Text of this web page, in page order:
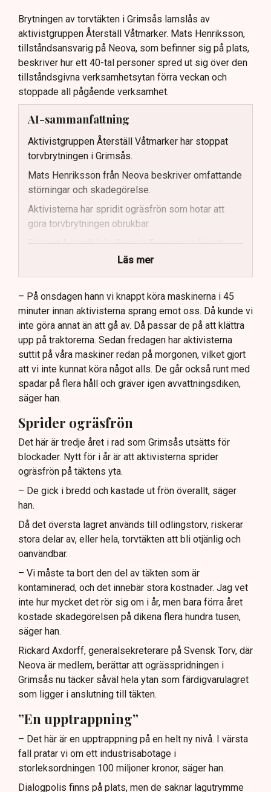
Brytningen av torvtäkten i Grimsås lamslås av
aktivistgruppen Återställ Våtmarker. Mats Henriksson,
tillståndsansvarig på Neova, som befinner sig på plats,
beskriver hur ett 40-tal personer spred ut sig över den
tillståndsgivna verksamhetsytan förra veckan och
stoppade all pågående verksamhet.
AI-sammanfattning
Aktivistgruppen Återställ Våtmarker har stoppat
torvbrytningen i Grimsås.
Mats Henriksson från Neova beskriver omfattande
störningar och skadegörelse.
Aktivisterna har spridit ogräsfrön som hotar att
göra torvbrytningen obrukbar.
Rickard Axdorff från Svensk Torv varnar för ett
stort ekonomiskt sabotage.
Dialogpolisen på plats står maktlös inför
aktivisternas handlingar.
Frågor kvarstår om finansiering av illegal aktivism.
Läs mer
– På onsdagen hann vi knappt köra maskinerna i 45
minuter innan aktivisterna sprang emot oss. Då kunde vi
inte göra annat än att gå av. Då passar de på att klättra
upp på traktorerna. Sedan fredagen har aktivisterna
suttit på våra maskiner redan på morgonen, vilket gjort
att vi inte kunnat köra något alls. De går också runt med
spadar på flera håll och gräver igen avvattningsdiken,
säger han.
Sprider ogräsfrön
Det här är tredje året i rad som Grimsås utsätts för
blockader. Nytt för i år är att aktivisterna sprider
ogräsfrön på täktens yta.
– De gick i bredd och kastade ut frön överallt, säger
han.
Då det översta lagret används till odlingstorv, riskerar
stora delar av, eller hela, torvtäkten att bli otjänlig och
oanvändbar.
– Vi måste ta bort den del av täkten som är
kontaminerad, och det innebär stora kostnader. Jag vet
inte hur mycket det rör sig om i år, men bara förra året
kostade skadegörelsen på dikena flera hundra tusen,
säger han.
Rickard Axdorff, generalsekreterare på Svensk Torv, där
Neova är medlem, berättar att ogrässpridningen i
Grimsås nu täcker såväl hela ytan som färdigvarulagret
som ligger i anslutning till täkten.
”En upptrappning”
– Det här är en upptrappning på en helt ny nivå. I värsta
fall pratar vi om ett industrisabotage i
storleksordningen 100 miljoner kronor, säger han.
Dialogpolis finns på plats, men de saknar lagutrymme